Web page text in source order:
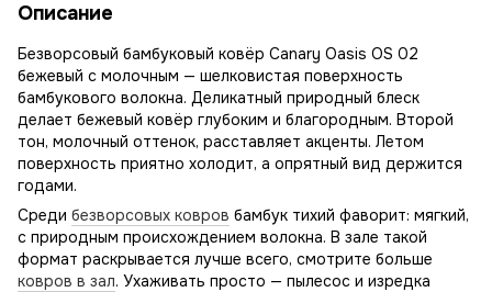
Описание
Безворсовый бамбуковый ковёр Canary Oasis OS 02
бежевый с молочным — шелковистая поверхность
бамбукового волокна. Деликатный природный блеск
делает бежевый ковёр глубоким и благородным. Второй
тон, молочный оттенок, расставляет акценты. Летом
поверхность приятно холодит, а опрятный вид держится
годами.
Среди безворсовых ковров бамбук тихий фаворит: мягкий,
с природным происхождением волокна. В зале такой
формат раскрывается лучше всего, смотрите больше
ковров в зал. Ухаживать просто — пылесос и изредка